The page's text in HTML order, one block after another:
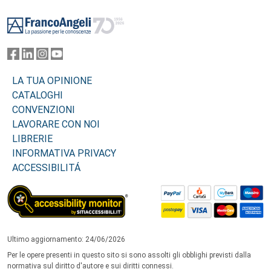
LA TUA OPINIONE
CATALOGHI
CONVENZIONI
LAVORARE CON NOI
LIBRERIE
INFORMATIVA PRIVACY
ACCESSIBILITÁ
Ultimo aggiornamento: 24/06/2026
Per le opere presenti in questo sito si sono assolti gli obblighi previsti dalla
normativa sul diritto d'autore e sui diritti connessi.